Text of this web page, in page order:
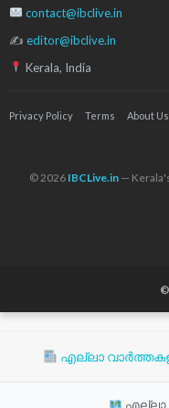
contact@ibclive.in
✍ editor@ibclive.in
Kerala, India
Privacy Policy Terms About Us
© 2026 IBCLive.in—
എല്ലാ
എല്ലാ